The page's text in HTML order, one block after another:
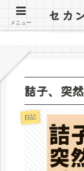
〜山
詰子、突
日記
メニュー セカ